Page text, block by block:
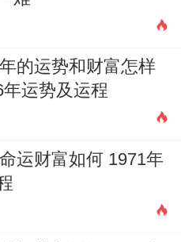
燥，乏水调候，亦缺
婚姻之改善，不在
泄」，调候为急，
无水，则需等待大运
现实生活中主动亲近
移默化之功。
的运势和财富怎样
运势及运程
运财富如何 1971年